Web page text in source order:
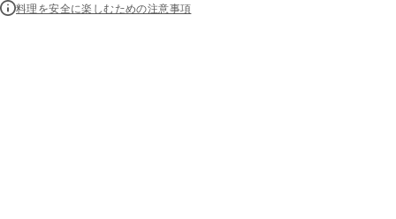
料理を安全に楽しむための注意事項